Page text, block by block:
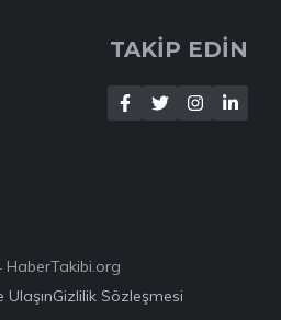
TAKİP EDİN
HaberTakibi.org
UlaşınGizlilik Sözleşmesi